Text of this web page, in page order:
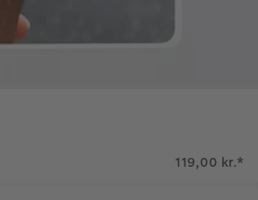
119,00 kr.*